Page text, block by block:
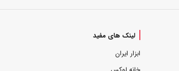
لینک های مفید
ابزار ایران